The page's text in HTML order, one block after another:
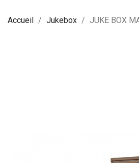
Accueil Jukebox JUKE BOX